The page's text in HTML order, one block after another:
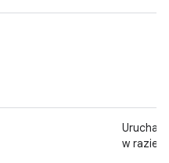
w razie